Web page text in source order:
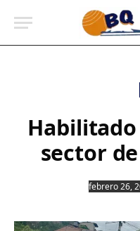
sector
febrero 26,